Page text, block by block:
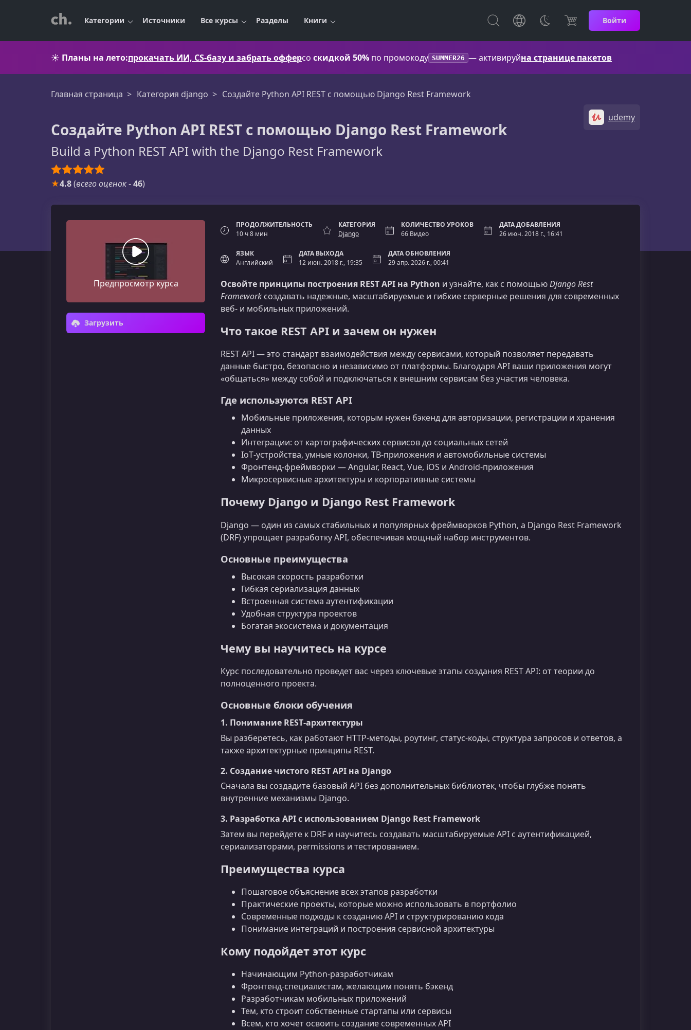
Категории Источники Все курсы Разделы Книги Войти
☀️ Планы на лето:прокачать ИИ, CS-базу и забрать офферсо скидкой 50% по промокоду SUMMER26 — активируйна странице пакетов
Главная страница Категория django Создайте Python API REST с помощью Django Rest Framework
Создайте Python API REST с помощью Django Rest Framework
Build a Python REST API with the Django Rest Framework
udemy
★4.8(всего оценок-46)
Предпросмотр курса
Загрузить
ПРОДОЛЖИТЕЛЬНОСТЬ
10 ч 8 мин
КАТЕГОРИЯ
Django
КОЛИЧЕСТВО УРОКОВ
66 Видео
ДАТА ДОБАВЛЕНИЯ
26 июн. 2018 г., 16:41
ЯЗЫК
Английский
ДАТА ВЫХОДА
12 июн. 2018 г., 19:35
ДАТА ОБНОВЛЕНИЯ
29 апр. 2026 г., 00:41
Освойте принципы построения REST API на Python и узнайте, как с помощьюDjango Rest
Framework создавать надежные, масштабируемые и гибкие серверные решения для современных
веб‑ и мобильных приложений.
Что такое REST API и зачем он нужен
REST API — это стандарт взаимодействия между сервисами, который позволяет передавать
данные быстро, безопасно и независимо от платформы. Благодаря API ваши приложения могут
«общаться» между собой и подключаться к внешним сервисам без участия человека.
Где используются REST API
Мобильные приложения, которым нужен бэкенд для авторизации, регистрации и хранения
данных
Интеграции: от картографических сервисов до социальных сетей
IoT‑устройства, умные колонки, ТВ‑приложения и автомобильные системы
Фронтенд‑фреймворки — Angular, React, Vue, iOS и Android‑приложения
Микросервисные архитектуры и корпоративные системы
Почему Django и Django Rest Framework
Django — один из самых стабильных и популярных фреймворков Python, а Django Rest Framework
(DRF) упрощает разработку API, обеспечивая мощный набор инструментов.
Основные преимущества
Высокая скорость разработки
Гибкая сериализация данных
Встроенная система аутентификации
Удобная структура проектов
Богатая экосистема и документация
Чему вы научитесь на курсе
Курс последовательно проведет вас через ключевые этапы создания REST API: от теории до
полноценного проекта.
Основные блоки обучения
1. Понимание REST‑архитектуры
Вы разберетесь, как работают HTTP‑методы, роутинг, статус‑коды, структура запросов и ответов, а
также архитектурные принципы REST.
2. Создание чистого REST API на Django
Сначала вы создадите базовый API без дополнительных библиотек, чтобы глубже понять
внутренние механизмы Django.
3. Разработка API с использованием Django Rest Framework
Затем вы перейдете к DRF и научитесь создавать масштабируемые API с аутентификацией,
сериализаторами, permissions и тестированием.
Преимущества курса
Пошаговое объяснение всех этапов разработки
Практические проекты, которые можно использовать в портфолио
Современные подходы к созданию API и структурированию кода
Понимание интеграций и построения сервисной архитектуры
Кому подойдет этот курс
Начинающим Python‑разработчикам
Фронтенд‑специалистам, желающим понять бэкенд
Разработчикам мобильных приложений
Тем, кто строит собственные стартапы или сервисы
Всем, кто хочет освоить создание современных API